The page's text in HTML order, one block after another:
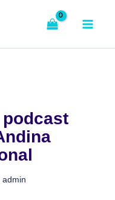
admin